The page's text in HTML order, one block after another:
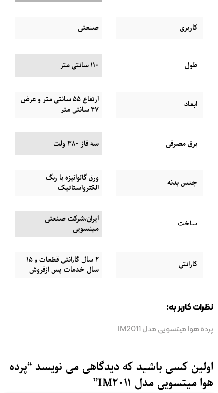
کاربری صنعتی
طول 110 سانتی متر
ابعاد
ارتفاع 55 سانتی متر و عرض
47 سانتی متر
برق مصرفی سه فاز 380 ولت
جنس بدنه
ورق گالوانیزه با رنگ
الکترواستاتیک
ساخت
ایران،شرکت صنعتی
میتسویی
گارانتی
2 سال گارانتی قطعات و 15
سال خدمات پس ازفروش
نظرات کاربر به:
پرده هوا میتسویی مدل IM2011
اولین کسی باشید که دیدگاهی می نویسد “پرده
هوا میتسویی مدل IM2011”